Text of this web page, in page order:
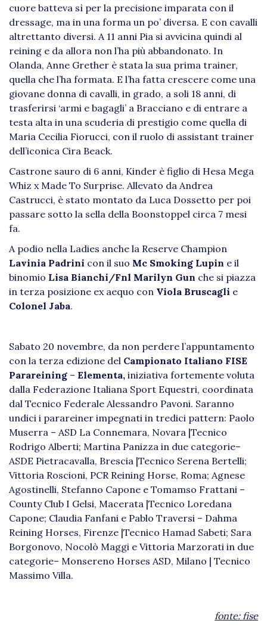
cuore batteva sì per la precisione imparata con il
dressage, ma in una forma un po’ diversa. E con cavalli
altrettanto diversi. A 11 anni Pia si avvicina quindi al
reining e da allora non l’ha più abbandonato. In
Olanda, Anne Grether è stata la sua prima trainer,
quella che l’ha formata. E l’ha fatta crescere come una
giovane donna di cavalli, in grado, a soli 18 anni, di
trasferirsi ‘armi e bagagli’ a Bracciano e di entrare a
testa alta in una scuderia di prestigio come quella di
Maria Cecilia Fiorucci, con il ruolo di assistant trainer
dell’iconica Cira Beack.
Castrone sauro di 6 anni, Kinder è figlio di Hesa Mega
Whiz x Made To Surprise. Allevato da Andrea
Castrucci, è stato montato da Luca Dossetto per poi
passare sotto la sella della Boonstoppel circa 7 mesi
fa.
A podio nella Ladies anche la Reserve Champion
Lavinia Padrini con il suo Mc Smoking Lupin e il
binomio Lisa Bianchi/Fnl Marilyn Gun che si piazza
in terza posizione ex aequo con Viola Bruscagli e
Colonel Jaba.
Sabato 20 novembre, da non perdere l’appuntamento
con la terza edizione del Campionato Italiano FISE
Parareining – Elementa, iniziativa fortemente voluta
dalla Federazione Italiana Sport Equestri, coordinata
dal Tecnico Federale Alessandro Pavoni. Saranno
undici i parareiner impegnati in tredici pattern: Paolo
Muserra – ASD La Connemara, Novara |Tecnico
Rodrigo Alberti; Martina Panizza in due categorie–
ASDE Pietracavalla, Brescia |Tecnico Serena Bertelli;
Vittoria Roscioni, PCR Reining Horse, Roma; Agnese
Agostinelli, Stefanno Capone e Tomamso Frattani –
County Club I Gelsi, Macerata |Tecnico Loredana
Capone; Claudia Fanfani e Pablo Traversi – Dahma
Reining Horses, Firenze |Tecnico Hamad Sabeti; Sara
Borgonovo, Nocolò Maggi e Vittoria Marzorati in due
categorie– Monsereno Horses ASD, Milano | Tecnico
Massimo Villa.
fonte: fise